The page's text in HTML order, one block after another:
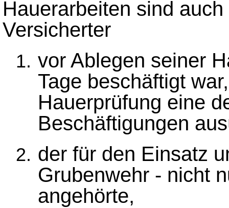
Hauerarbeiten sind
Versicherter
vor Ablegen seiner
Tage beschäftigt
Hauerprüfung eine
Beschäftigungen
der für den Einsatz
Grubenwehr - nicht
angehörte,